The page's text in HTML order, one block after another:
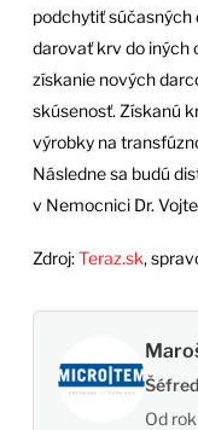
podchytiť
darovať krv do iných
získanie nových
skúsenosť. Získanú
výrobky na
Následne sa budú
v Nemocnici Dr.
Zdroj:Teraz.sk,
Od